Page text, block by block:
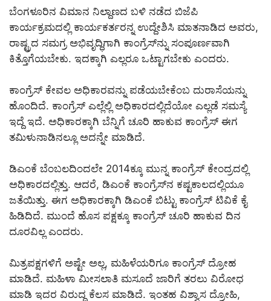
ಬೆಂಗಳೂರಿನ ವಿಮಾನ ನಿಲ್ದಾಣದ ಬಳಿ ನಡೆದ ಬಿಜೆಪಿ
ಕಾರ್ಯಕ್ರಮದಲ್ಲಿ ಕಾರ್ಯಕರ್ತರನ್ನ ಉದ್ದೇಶಿಸಿ ಮಾತನಾಡಿದ ಅವರು,
ರಾಷ್ಟ್ರದ ಸಮಗ್ರ ಅಭಿವೃದ್ಧಿಗಾಗಿ ಕಾಂಗ್ರೆಸ್‌ನ್ನು ಸಂಪೂರ್ಣವಾಗಿ
ಕಿತ್ತೊಗೆಯಬೇಕು. ಇದಕ್ಕಾಗಿ ಎಲ್ಲರೂ ಒಟ್ಟಾಗಬೇಕು ಎಂದರು.
ಕಾಂಗ್ರೆಸ್‌ ಕೇವಲ ಅಧಿಕಾರವನ್ನು ಪಡೆಯಬೇಕೆಂಬ ದುರಾಸೆಯನ್ನು
ಹೊಂದಿದೆ. ಕಾಂಗ್ರೆಸ್​​ ಎಲ್ಲೆಲ್ಲಿ ಅಧಿಕಾರದಲ್ಲಿದೆಯೋ ಎಲ್ಲಡೆ ಸಮಸ್ಯೆ
ಇದ್ದೆ ಇದೆ. ಅಧಿಕಾರಕ್ಕಾಗಿ ಬೆನ್ನಿಗೆ ಚೂರಿ ಹಾಕುವ ಕಾಂಗ್ರೆಸ್‌ ಈಗ
ತಮಿಳುನಾಡಿನಲ್ಲೂ ಅದನ್ನೇ ಮಾಡಿದೆ.
ಡಿಎಂಕೆ ಬೆಂಬಲದಿಂದಲೇ 2014ಕ್ಕೂ ಮುನ್ನ ಕಾಂಗ್ರೆಸ್‌ ಕೇಂದ್ರದಲ್ಲಿ
ಅಧಿಕಾರದಲ್ಲಿತ್ತು. ಆದರೆ, ಡಿಎಂಕೆ ಕಾಂಗ್ರೆಸ್‌ನ ಕಷ್ಟಕಾಲದಲ್ಲಿಯೂ
ಜತೆಯಿತ್ತು. ಈಗ ಅಧಿಕಾರಕ್ಕಾಗಿ ಡಿಎಂಕೆ ಬಿಟ್ಟು ಕಾಂಗ್ರೆಸ್‌ ಟಿವಿಕೆ ಕೈ
ಹಿಡಿದಿದೆ. ಮುಂದೆ ಹೊಸ ಪಕ್ಷಕ್ಕೂ ಕಾಂಗ್ರೆಸ್‌ ಚೂರಿ ಹಾಕುವ ದಿನ
ದೂರವಿಲ್ಲ ಎಂದರು.
ಮಿತ್ರಪಕ್ಷಗಳಿಗೆ ಅಷ್ಟೇ ಅಲ್ಲ, ಮಹಿಳೆಯರಿಗೂ ಕಾಂಗ್ರೆಸ್‌ ದ್ರೋಹ
ಮಾಡಿದೆ. ಮಹಿಳಾ ಮೀಸಲಾತಿ ಮಸೂದೆ ಜಾರಿಗೆ ತರಲು ವಿರೋಧ
ಮಾಡಿ ಇದರ ವಿರುದ್ಧ ಕೆಲಸ ಮಾಡಿದೆ. ಇಂತಹ ವಿಶ್ವಾಸ ದ್ರೋಹಿ,